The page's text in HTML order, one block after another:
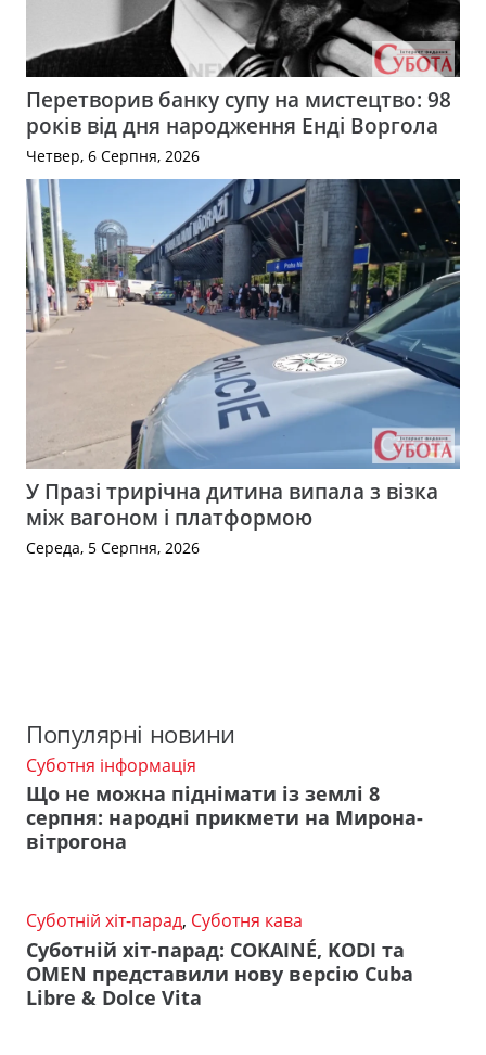
Перетворив банку супу на мистецтво: 98
років від дня народження Енді Воргола
Четвер, 6 Серпня, 2026
У Празі трирічна дитина випала з візка
між вагоном і платформою
Середа, 5 Серпня, 2026
Популярні новини
Суботня інформація
Що не можна піднімати із землі 8
серпня: народні прикмети на Мирона-
вітрогона
Суботній хіт-парад, Суботня кава
Суботній хіт-парад: COKAINÉ, KODI та
OMEN представили нову версію Cuba
Libre & Dolce Vita